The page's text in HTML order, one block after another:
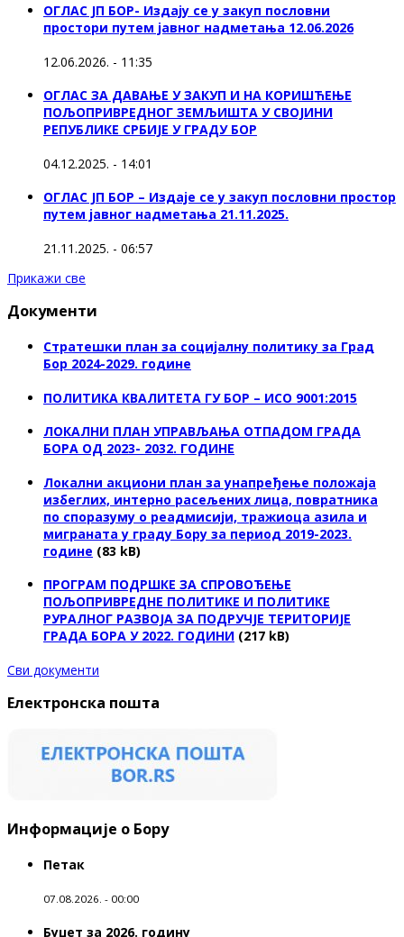
ОГЛАС ЈП БОР- Издају се у закуп пословни
простори путем јавног надметања 12.06.2026
12.06.2026. - 11:35
ОГЛАС ЗА ДАВАЊЕ У ЗАКУП И НА КОРИШЋЕЊЕ
ПОЉОПРИВРЕДНОГ ЗЕМЉИШТА У СВОЈИНИ
РЕПУБЛИКЕ СРБИЈЕ У ГРАДУ БОР
04.12.2025. - 14:01
ОГЛАС ЈП БОР – Издаје се у закуп пословни простор
путем јавног надметања 21.11.2025.
21.11.2025. - 06:57
Прикажи све
Документи
Стратешки план за социјалну политику за Град
Бор 2024-2029. године
ПОЛИТИКА КВАЛИТЕТА ГУ БОР – ИСО 9001:2015
ЛОКАЛНИ ПЛАН УПРАВЉАЊА ОТПАДОМ ГРАДА
БОРА ОД 2023- 2032. ГОДИНЕ
Локални акциони план за унапређење положаја
избеглих, интерно расељених лица, повратника
по споразуму о реадмисији, тражиоца азила и
миграната у граду Бору за период 2019-2023.
године (83 kB)
ПРОГРАМ ПОДРШКЕ ЗА СПРОВОЂЕЊЕ
ПОЉОПРИВРЕДНЕ ПОЛИТИКЕ И ПОЛИТИКЕ
РУРАЛНОГ РАЗВОЈА ЗА ПОДРУЧЈЕ ТЕРИТОРИЈЕ
ГРАДА БОРА У 2022. ГОДИНИ (217 kB)
Сви документи
Електронска пошта
Информације о Бору
Петак
07.08.2026. - 00:00
Буџет за 2026. годину